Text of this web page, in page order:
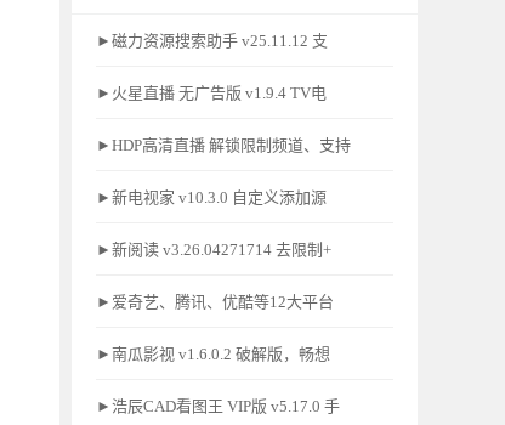
►磁力资源搜索助手 v25.11.12 支
►火星直播 无广告版 v1.9.4 TV电
►HDP高清直播 解锁限制频道、支持
►新电视家 v10.3.0 自定义添加源
►新阅读 v3.26.04271714 去限制+
►爱奇艺、腾讯、优酷等12大平台
►南瓜影视 v1.6.0.2 破解版，畅想
►浩辰CAD看图王 VIP版 v5.17.0 手